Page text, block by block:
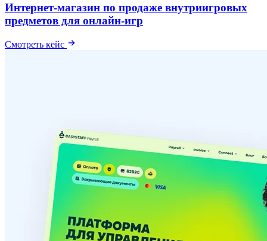
Интернет-магазин по продаже внутриигровых
предметов для онлайн-игр
Смотреть кейс